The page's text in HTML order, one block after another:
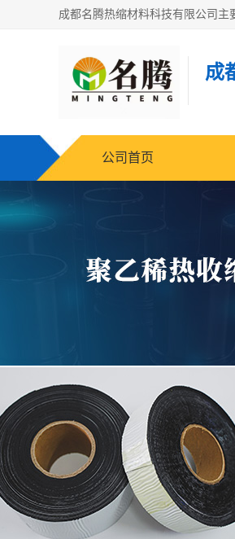
成
公司首页